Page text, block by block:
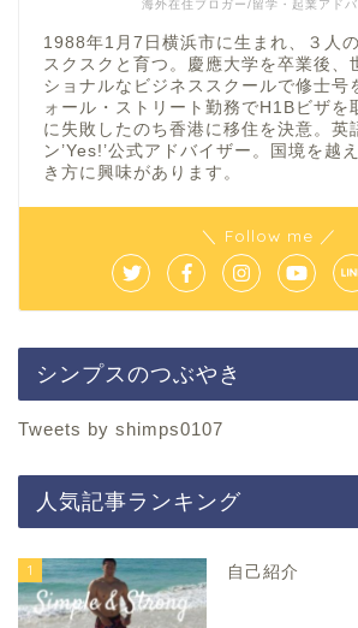
海外在住ブロガー/留学・起業アド
1988年1月7日横浜市に生まれ、３人
スクスクと育つ。慶應大学を卒業後、
ショナルなビジネススクールで修士号
ォール・ストリート勤務でH1Bビザを
に失敗したのち香港に移住を決意。英
ン’Yes!’公式アドバイザー。国境を越
き方に興味があります。
＼ Follow me ／
シンプスのつぶやき
Tweets by shimps0107
人気記事ランキング
1 自己紹介